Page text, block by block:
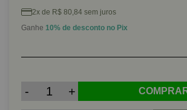
2x de R$ 80,84 sem juros
Ganhe 10% de desconto no Pix
- +